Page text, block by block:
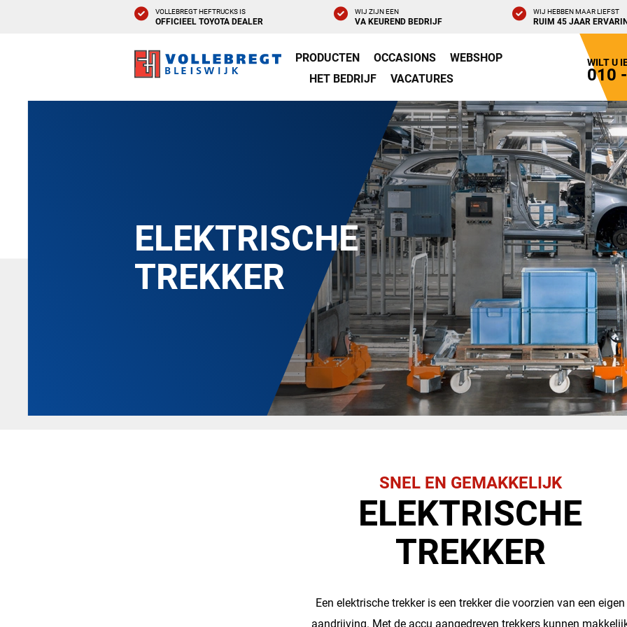
VOLLEBREGT HEFTRUCKS IS
OFFICIEEL TOYOTA DEALER
WIJ ZIJN EEN
VA KEUREND BEDRIJF
WIJ HEBBEN MAAR LIEFST
RUIM 45 JAAR
PRODUCTEN OCCASIONS
WEBSHOP
HET BEDRIJF
VACATURES
WILT U
010
ELEKTRISCHE
TREKKER
SNEL EN GEMAKKELIJK
ELEKTRISCHE
TREKKER
Een elektrische trekker is een trekker die voorzien van een eigen
aandrijving. Met de accu aangedreven trekkers kunnen